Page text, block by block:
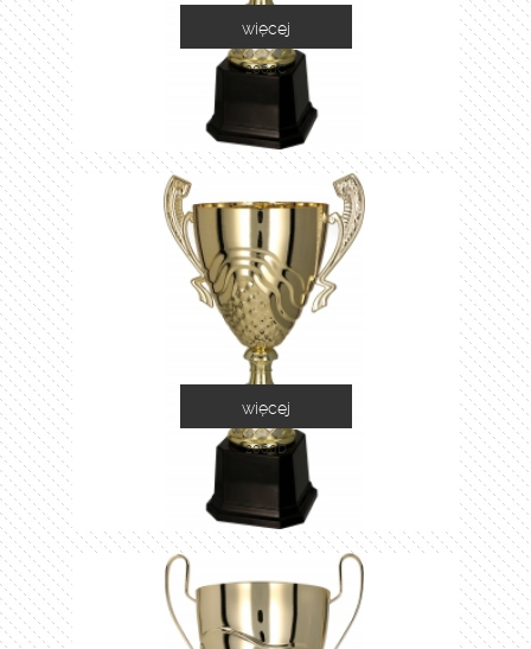
2060C
więcej
2060D
więcej